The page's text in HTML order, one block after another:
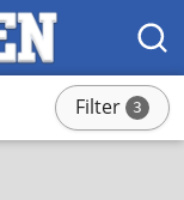
SØK
Filter 3stk